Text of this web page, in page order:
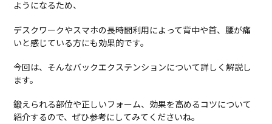
ようになるため、
デスクワークやスマホの長時間利用によって背中や首、腰が痛
いと感じている方にも効果的です。
今回は、そんなバックエクステンションについて詳しく解説し
ます。
鍛えられる部位や正しいフォーム、効果を高めるコツについて
紹介するので、ぜひ参考にしてみてくださいね。